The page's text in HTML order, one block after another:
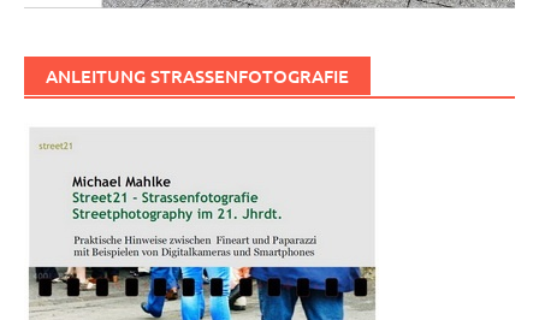
ANLEITUNG STRASSENFOTOGRAFIE